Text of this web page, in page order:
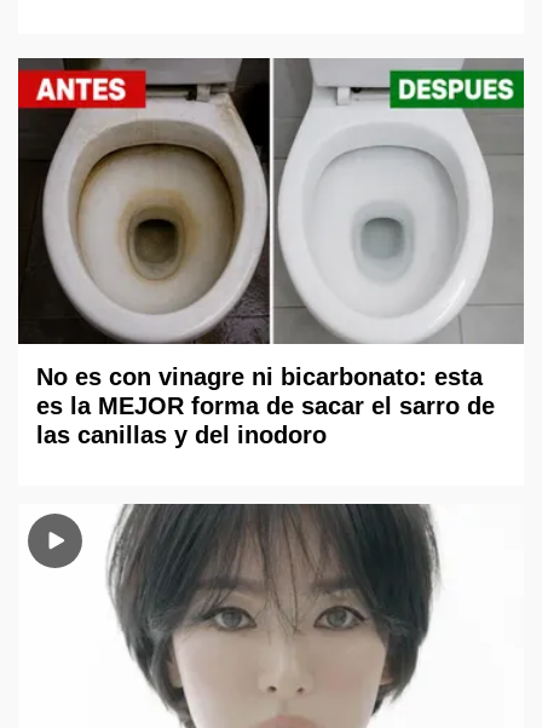
No es con vinagre ni bicarbonato: esta
es la MEJOR forma de sacar el sarro de
las canillas y del inodoro